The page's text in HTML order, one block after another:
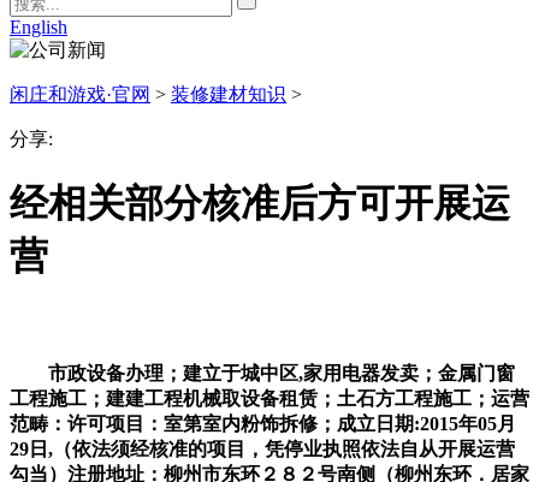
English
闲庄和游戏·官网 > 装修建材知识 >
分享:
经相关部分核准后方可开展运
营
市政设备办理；建立于城中区,家用电器发卖；金属门窗
工程施工；建建工程机械取设备租赁；土石方工程施工；运营
范畴：许可项目：室第室内粉饰拆修；成立日期:2015年05月
29日,（依法须经核准的项目，凭停业执照依法自从开展运营
勾当）注册地址：柳州市东环２８２号南侧（柳州东环．居家